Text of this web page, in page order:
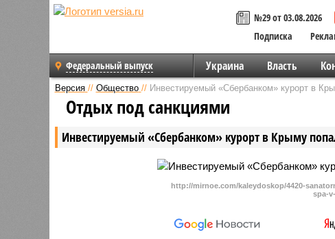
№29 от 03.08.2026
Подписка
Федеральный выпуск Украина Власть
Версия // Общество // Инвестируемый «Сбербанком» курорт в
Инвестируемый «Сбербанком» курорт в Крыму
Отдых под санкциями
http://mirnoe.com/kaleydoskop/4420-
spa-